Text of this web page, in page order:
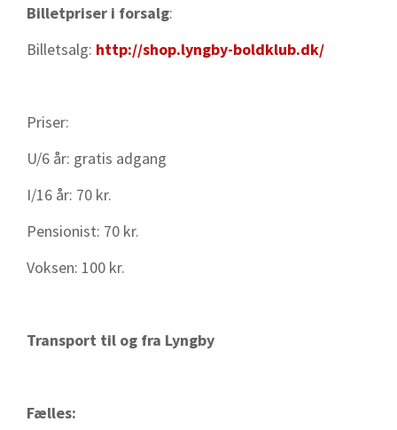
Billetpriser i forsalg:
Billetsalg: http://shop.lyngby-boldklub.dk/
Priser:
U/6 år: gratis adgang
I/16 år: 70 kr.
Pensionist: 70 kr.
Voksen: 100 kr.
Transport til og fra Lyngby
Fælles: